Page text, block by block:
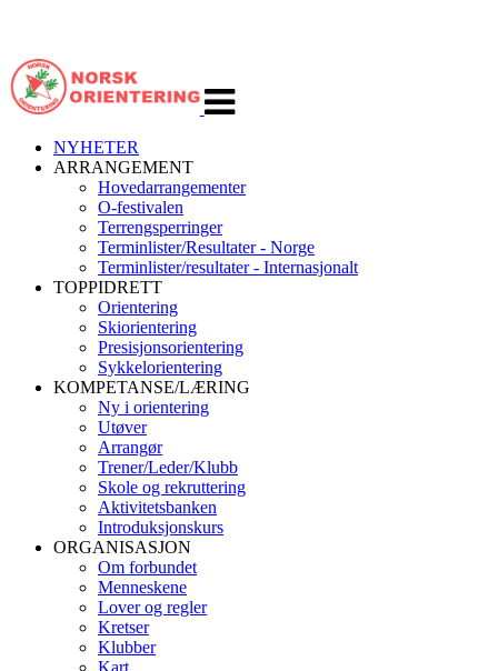
navigasjon
NYHETER
ARRANGEMENT
Hovedarrangementer
O-festivalen
Terrengsperringer
Terminlister/Resultater - Norge
Terminlister/resultater - Internasjonalt
TOPPIDRETT
Orientering
Skiorientering
Presisjonsorientering
Sykkelorientering
KOMPETANSE/LÆRING
Ny i orientering
Utøver
Arrangør
Trener/Leder/Klubb
Skole og rekruttering
Aktivitetsbanken
Introduksjonskurs
ORGANISASJON
Om forbundet
Menneskene
Lover og regler
Kretser
Klubber
Kart